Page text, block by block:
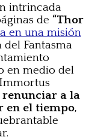
intrincada
de “Thor
en una misión
Fantasma
en medio del
renunciar a la
en el tiempo,